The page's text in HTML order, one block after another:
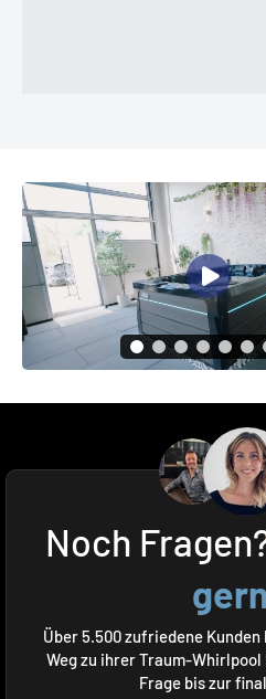
Noch
Über 5.500 zufriedene
Weg zu ihrer Traum-
Frage bis zur